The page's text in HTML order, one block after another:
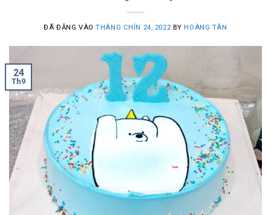
ĐÃ ĐĂNG VÀOTHÁNG CHÍN 24, 2022 BYHOÀNG TÂN
24
Th9